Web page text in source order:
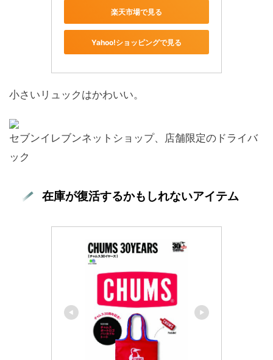
楽天市場で見る
Yahoo!ショッピングで見る
小さいリュックはかわいい。
セブンイレブンネットショップ、店舗限定のドライバ
ック
在庫が復活するかもしれないアイテム